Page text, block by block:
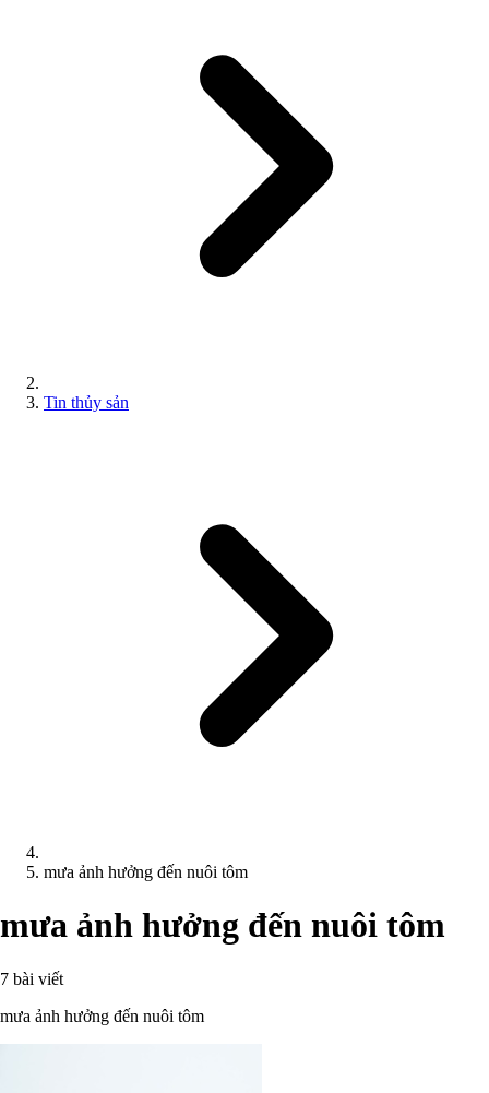
Tin thủy sản
mưa ảnh hưởng đến nuôi tôm
mưa ảnh hưởng đến nuôi tôm
7 bài viết
mưa ảnh hưởng đến nuôi tôm